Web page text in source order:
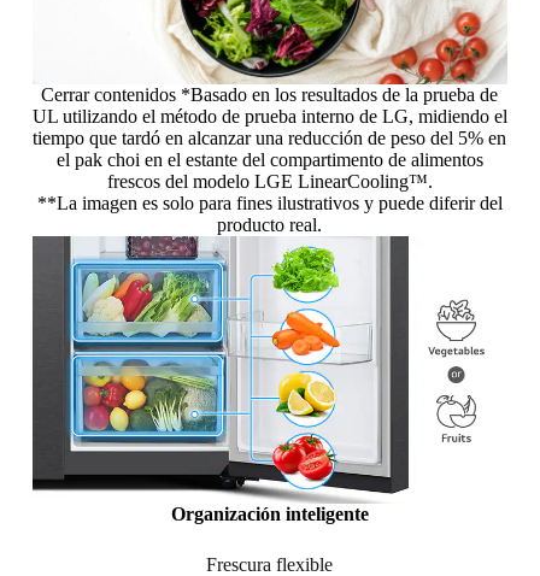
Cerrar contenidos *Basado en los resultados de la prueba de
UL utilizando el método de prueba interno de LG, midiendo el
tiempo que tardó en alcanzar una reducción de peso del 5% en
el pak choi en el estante del compartimento de alimentos
frescos del modelo LGE LinearCooling™.
**La imagen es solo para fines ilustrativos y puede diferir del
producto real.
Organización inteligente
Frescura flexible